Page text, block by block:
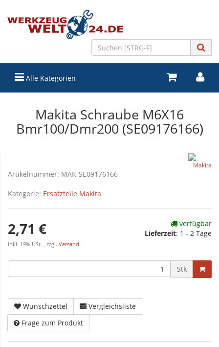
Alle Kategorien
Makita Schraube M6X16
Bmr100/Dmr200 (SE09176166)
Artikelnummer: MAK-SE09176166
Kategorie: Ersatzteile Makita
2,71 €
inkl. 19% USt. , zzgl. Versand
verfügbar
Lieferzeit: 1 - 2 Tage
Stk
Wunschzettel
Vergleichsliste
Frage zum Produkt